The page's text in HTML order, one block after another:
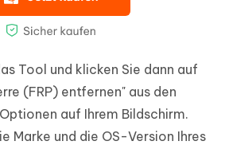
Tool und klicken Sie dann auf
(FRP) entfernen" aus den
auf Ihrem Bildschirm.
Marke und die OS-Version Ihres